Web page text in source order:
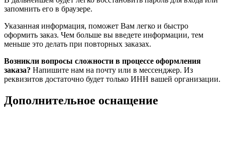
запомнить его в браузере.
Указанная информация, поможет Вам легко и быстро
оформить заказ. Чем больше вы введете информации, тем
меньше это делать при повторных заказах.
Возникли вопросы сложности в процессе оформления
заказа? Напишите нам на почту или в мессенджер. Из
реквизитов достаточно будет только ИНН вашей организации.
Дополнительное оснащение